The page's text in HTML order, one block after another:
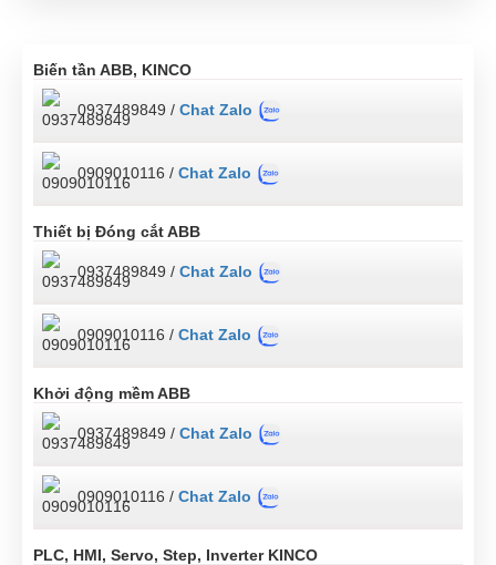
Trang bị đồng hồ thực (clock) (cần thêm pin CP1W-
Tiêu chuẩn: EC, EMC (zone B), JIS
Biến tần ABB, KINCO
0937489849 / Chat Zalo
0909010116 / Chat Zalo
Thiết bị Đóng cắt ABB
0937489849 / Chat Zalo
0909010116 / Chat Zalo
Khởi động mềm ABB
0937489849 / Chat Zalo
0909010116 / Chat Zalo
PLC, HMI, Servo, Step, Inverter KINCO